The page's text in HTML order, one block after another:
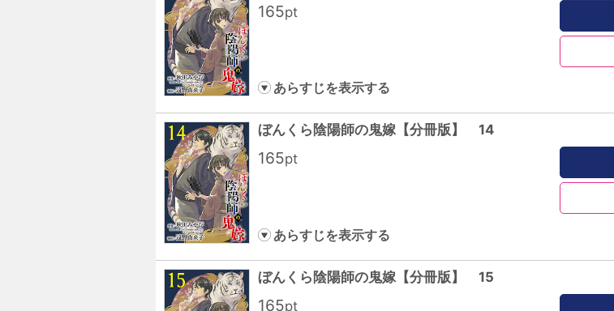
165pt
あらすじを表示する
ぼんくら陰陽師の鬼嫁【分冊版】 14
165pt
あらすじを表示する
ぼんくら陰陽師の鬼嫁【分冊版】 15
165pt